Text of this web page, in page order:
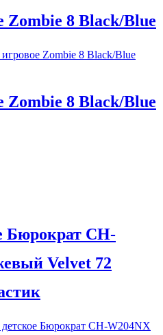
Zombie 8 Black/Blue
Zombie 8 Black/Blue
Бюрократ CH-
Velvet 72